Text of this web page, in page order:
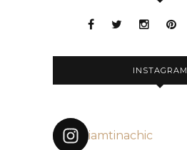
INSTAGRAM
iamtinachic